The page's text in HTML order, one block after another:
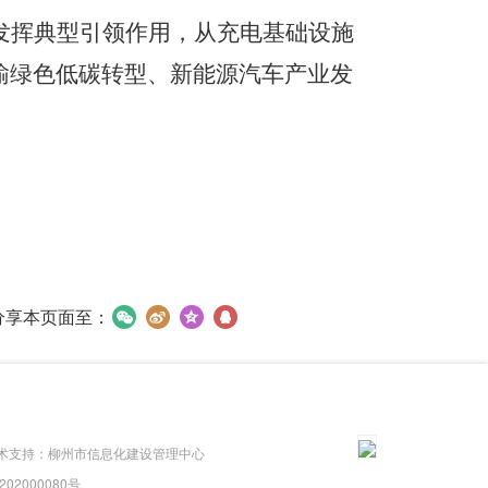
典型引领作用，从充电基础设施
色低碳转型、新能源汽车产业发
享本页面至：
支持：柳州市信息化建设管理中心
号